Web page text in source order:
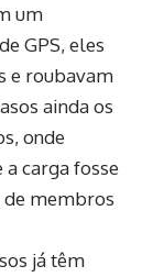
um
GPS, eles
e roubavam
ainda os
onde
a carga fosse
de membros
já têm